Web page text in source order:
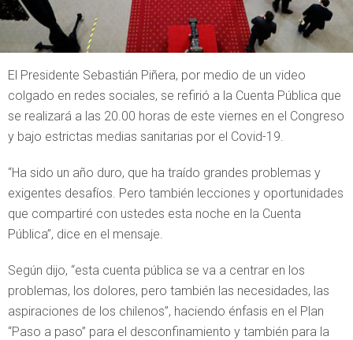
El Presidente Sebastián Piñera, por medio de un video
colgado en redes sociales, se refirió a la Cuenta Pública que
se realizará a las 20.00 horas de este viernes en el Congreso
y bajo estrictas medias sanitarias por el Covid-19.
“Ha sido un año duro, que ha traído grandes problemas y
exigentes desafíos. Pero también lecciones y oportunidades
que compartiré con ustedes esta noche en la Cuenta
Pública”, dice en el mensaje.
Según dijo, “esta cuenta pública se va a centrar en los
problemas, los dolores, pero también las necesidades, las
aspiraciones de los chilenos”, haciendo énfasis en el Plan
“Paso a paso” para el desconfinamiento y también para la